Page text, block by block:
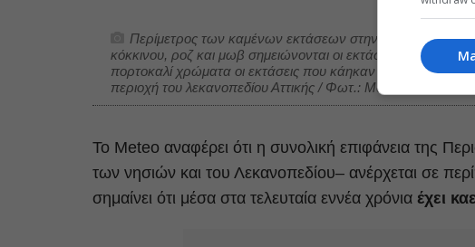
Περίμετρος των καμένων εκτάσεων στην Περιφέρεια
κόκκινου, ροζ και μωβ σημειώνονται οι εκτάσεις που έχουν
πορτοκαλί χρώματα οι εκτάσεις που κάηκαν τα
περιοχή του λεκανοπεδίου Αττικής / Φωτ.: Meteo
Το Meteo αναφέρει ότι η συνολική επιφάνεια της
των νησιών και του Λεκανοπεδίου– ανέρχεται σε
σημαίνει ότι μέσα στα τελευταία εννέα χρόνια έχει